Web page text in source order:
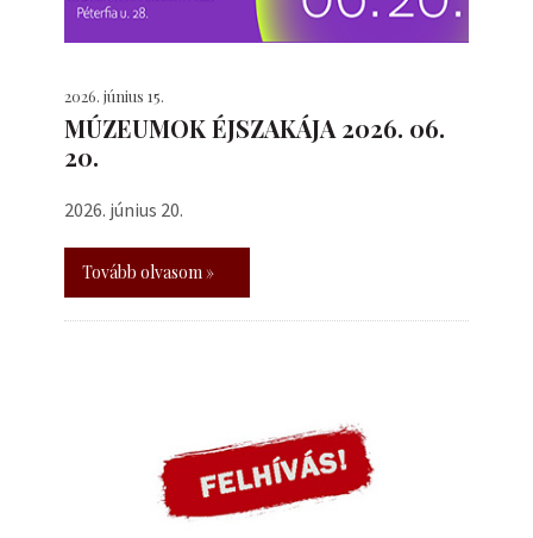
2026. június 15.
MÚZEUMOK ÉJSZAKÁJA 2026. 06.
20.
2026. június 20.
Tovább olvasom »